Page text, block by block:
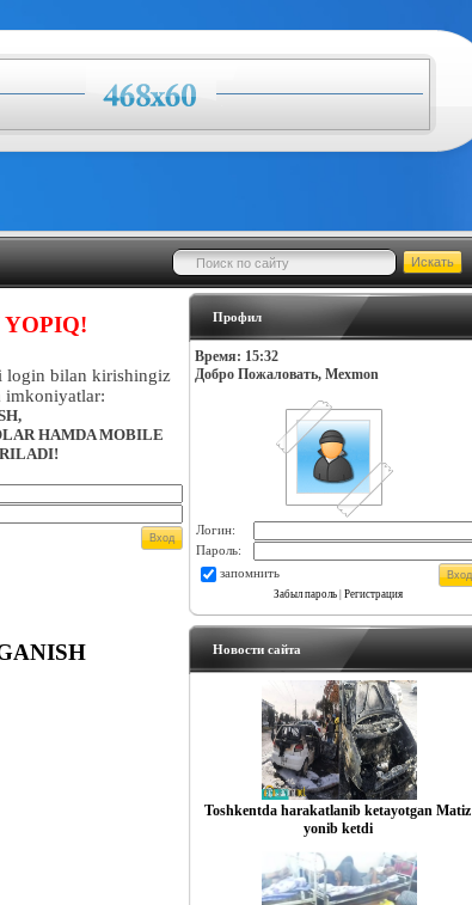
bilan kirishingiz
imkoniyatlar:
HAMDA MOBILE
Профил
Время: 15:32
Добро Пожаловать, Mexmon
Логин:
Пароль:
запомнить
Забыл пароль| Регистрация
Новости сайта
Toshkentda harakatlanib ketayotgan Matiz
yonib ketdi